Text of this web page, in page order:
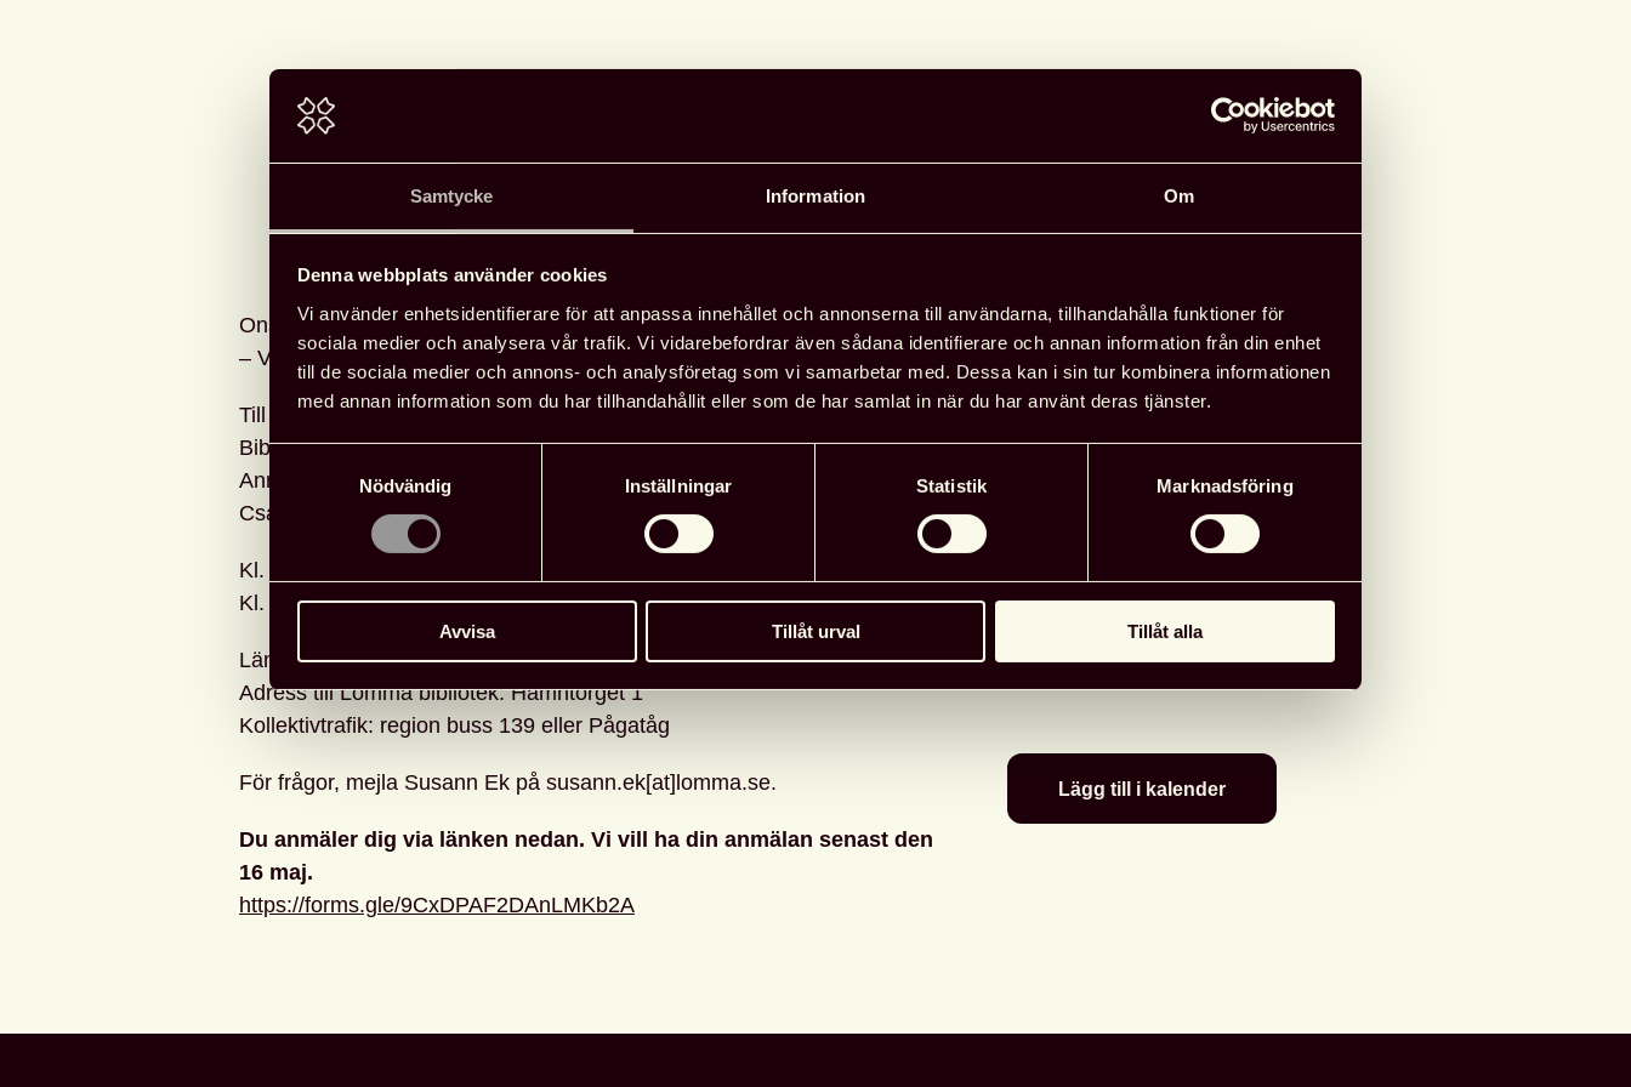
Samtycke Information Om
Denna webbplats använder cookies
Vi använder enhetsidentifierare för att anpassa innehållet och annonserna till användarna, tillhandahålla funktioner för
sociala medier och analysera vår trafik. Vi vidarebefordrar även sådana identifierare och annan information från din enhet
till de sociala medier och annons- och analysföretag som vi samarbetar med. Dessa kan i sin tur kombinera informationen
med annan information som du har tillhandahållit eller som de har samlat in när du har använt deras tjänster.
Samtyckesval
Nödvändig
Inställningar Statistik Marknadsföring
Avvisa Tillåt urval Tillåt alla
Onsdag 18 maj bjuder vi på det andra panelsamtalet på tema demokrati
– Var går gränsen? på Lomma bibliotek
Till kvällens samtal har vi bjudit in Brit Stakston, aktuell med förstudien
Bibliotek som tankesmedjor? Linda Willander, bibliotekschef i Ystad och
Anna Helm Hannervik, sektionschef Biblioteken i Malmö. Moderator:
Csaba Bene Perlenberg.
Kl. 17-18 mingel och lätt förtäring (vegetarisk)
Kl. 18-19 panelsamtal
Länk till Biblioteken som tankesmedjor? hittar duhär.
Adress till Lomma bibliotek: Hamntorget 1
Kollektivtrafik: region buss 139 eller Pågatåg
För frågor, mejla Susann Ek på susann.ek[at]lomma.se.
Du anmäler dig via länken nedan. Vi vill ha din anmälan senast den
16 maj.
https://forms.gle/9CxDPAF2DAnLMKb2A
Regionförening: Skåne
: 18 maj 2022
Lägg till i kalender